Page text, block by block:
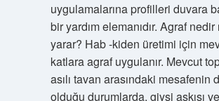
uygulamalarına profilleri duvara
bir yardım elemanıdır. Agraf
yarar? Hab -kiden üretimi için
katlara agraf uygulanır. Mevcut
asılı tavan arasındaki mesafenin
olduğu durumlarda, giysi askısı